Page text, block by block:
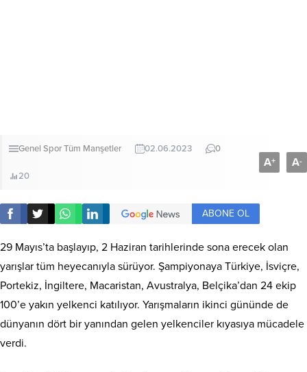
Genel SporTüm Manşetler 02.06.2023 0
20
A+ A-
ABONE OL
29 Mayıs’ta başlayıp, 2 Haziran tarihlerinde sona erecek olan
yarışlar tüm heyecanıyla sürüyor. Şampiyonaya Türkiye, İsviçre,
Portekiz, İngiltere, Macaristan, Avustralya, Belçika’dan 24 ekip
100’e yakın yelkenci katılıyor. Yarışmaların ikinci gününde de
dünyanın dört bir yanından gelen yelkenciler kıyasıya mücadele
verdi.